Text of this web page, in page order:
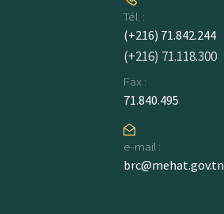
Tél. :
(+216) 71.842.244
(+216) 71.118.300
Fax :
71.840.495
e-mail :
brc@mehat.gov.tn